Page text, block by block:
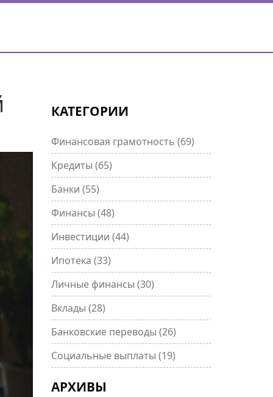
КАТЕГОРИИ
Финансовая грамотность (69)
Кредиты (65)
Банки (55)
Финансы (48)
Инвестиции (44)
Ипотека (33)
Личные финансы (30)
Вклады (28)
Банковские переводы (26)
Социальные выплаты (19)
АРХИВЫ